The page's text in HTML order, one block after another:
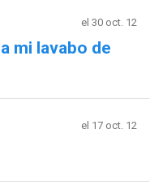
el 30 oct. 12
mi lavabo de
el 17 oct. 12